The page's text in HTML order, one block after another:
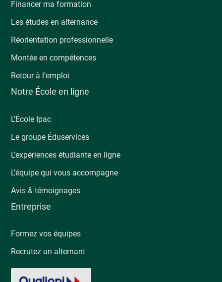
Financer ma formation
Les études en alternance
Réorientation professionnelle
Montée en compétences
Retour à l’emploi
Notre École en ligne
L’École Ipac
Le groupe Éduservices
L’expériences étudiante en ligne
L’équipe qui vous accompagne
Avis & témoignages
Entreprise
Formez vos équipes
Recrutez un alternant